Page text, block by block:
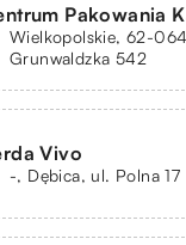
Pakowania
Wielkopolskie, 62-
Grunwaldzka 542
Vivo
-, Dębica, ul. Polna 17